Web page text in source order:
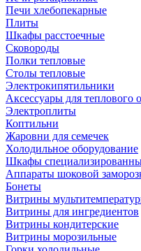
Печи хлебопекарные
Плиты
Шкафы расстоечные
Сковороды
Полки тепловые
Столы тепловые
Электрокипятильники
Аксессуары для теплового
Электроплиты
Коптильни
Жаровни для семечек
Холодильное оборудование
Шкафы
Аппараты шоковой
Бонеты
Витрины
Витрины для ингредиентов
Витрины кондитерские
Витрины морозильные